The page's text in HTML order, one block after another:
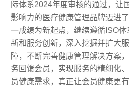
际体系2024年度审核的通过，让
影响力的医疗健康管理品牌迈进
一成绩为新起点，继续遵循ISO体
新和服务创新，深入挖掘并扩大
障，不断完善健康管理解决方案
务回馈会员，实现服务的精细化
员健康需求，真正让会员健康更